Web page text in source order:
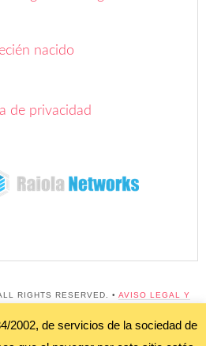
nacido
RIGHTS RESERVED. •AVISO LEGAL Y
•WORDPRESS•INICIAR SESIÓN
2002, de servicios de la sociedad de